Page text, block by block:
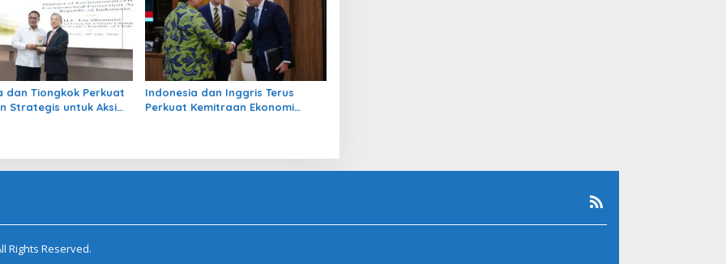
dan Tiongkok Perkuat
Strategis untuk Aksi
Indonesia dan Inggris Terus
Perkuat Kemitraan Ekonomi
Rights Reserved.